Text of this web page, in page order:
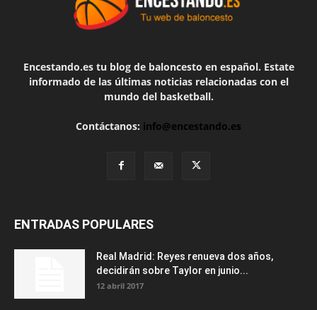
Encestando.es tu blog de baloncesto en español. Estate
informado de las últimas noticias relacionadas con el
mundo del basketball.
Contáctanos: info@encestando.es
ENTRADAS POPULARES
Real Madrid: Reyes renueva dos años,
decidirán sobre Taylor en junio...
12 abril 2017